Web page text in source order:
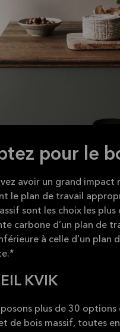
pour le
avoir un grand impact
le plan de travail
sont les choix les plus
carbone d’un plan de
à celle d’un plan
KVIK
plus de 30
de bois massif, toutes